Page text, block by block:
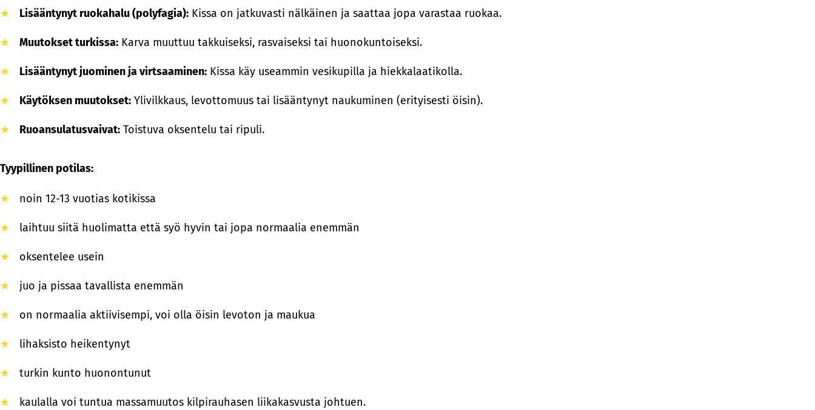
Lisääntynyt ruokahalu (polyfagia): Kissa on jatkuvasti nälkäinen ja saattaa jopa varastaa ruokaa.
Muutokset turkissa: Karva muuttuu takkuiseksi, rasvaiseksi tai huonokuntoiseksi.
Lisääntynyt juominen ja virtsaaminen: Kissa käy useammin vesikupilla ja hiekkalaatikolla.
Käytöksen muutokset: Ylivilkkaus, levottomuus tai lisääntynyt naukuminen (erityisesti öisin).
Ruoansulatusvaivat: Toistuva oksentelu tai ripuli.
Tyypillinen potilas:
noin 12-13 vuotias kotikissa
laihtuu siitä huolimatta että syö hyvin tai jopa normaalia enemmän
oksentelee usein
juo ja pissaa tavallista enemmän
on normaalia aktiivisempi, voi olla öisin levoton ja maukua
lihaksisto heikentynyt
turkin kunto huonontunut
kaulalla voi tuntua massamuutos kilpirauhasen liikakasvusta johtuen.